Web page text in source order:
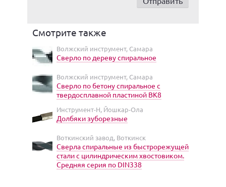
Смотрите также
Волжский инструмент, Самара
Сверло по дереву спиральное
Волжский инструмент, Самара
Сверло по бетону спиральное с
твердосплавной пластиной ВК8
Инструмент-Н, Йошкар-Ола
Долбяки зуборезные
Воткинский завод, Воткинск
Сверла спиральные из быстрорежущей
стали с цилиндрическим хвостовиком.
Средняя серия по DIN338